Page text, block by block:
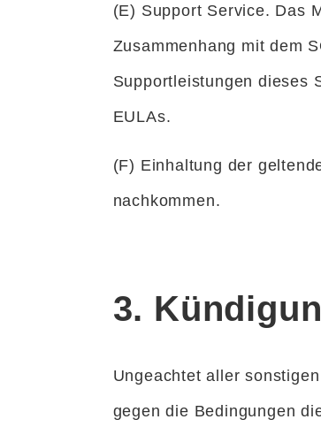
(E) Support Service. Das
Zusammenhang mit dem
Supportleistungen dieses
EULAs.
(F) Einhaltung der
nachkommen.
3.
Ungeachtet aller
gegen die Bedingungen